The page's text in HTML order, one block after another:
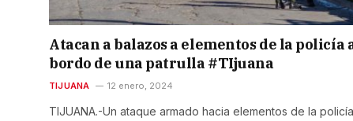
Atacan a balazos a elementos de la policía
bordo de una patrulla #TIjuana
TIJUANA 12 enero, 2024
TIJUANA.-Un ataque armado hacia elementos de la policía